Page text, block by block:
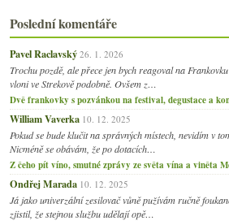
Poslední komentáře
Pavel Raclavský 26. 1. 2026
Trochu pozdě, ale přece jen bych reagoval na
vloni ve Strekově podobně. Ovšem z…
Dvě frankovky s pozvánkou na festival, degustace a
William Vaverka 10. 12. 2025
Pokud se bude klučit na správných místech, nevidím v
Nicméně se obávám, že po dotacích…
Z čeho pít víno, smutné zprávy ze světa vína a viněta
Ondřej Marada 10. 12. 2025
Já jako univerzální zesilovač vůně pužívám ručně
zjistil, že stejnou službu udělají opě…